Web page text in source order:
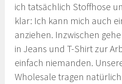
ich tatsächlich Stoffhose
klar: Ich kann mich auch
anziehen. Inzwischen
in Jeans und T-Shirt zur
einfach niemanden.
Wholesale tragen